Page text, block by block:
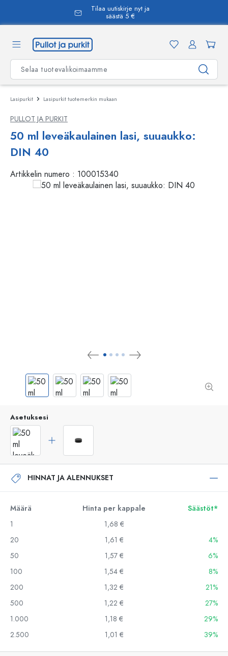
Tilaa uutiskirje nyt ja
säästä 5 €
Lasipurkit Lasipurkit tuotemerkin mukaan
PULLOT JA PURKIT
50 ml leveäkaulainen lasi, suuaukko:
DIN 40
Artikkelin numero : 100015340
Asetuksesi
HINNAT JA ALENNUKSET
Määrä Hinta per kappale
Säästöt*
1
1,68 €
20
1,61 €
4%
50
1,57 €
6%
100
1,54 €
8%
200
1,32 €
21%
500
1,22 €
27%
1.000
1,18 €
29%
2.500
1,01 € 39%